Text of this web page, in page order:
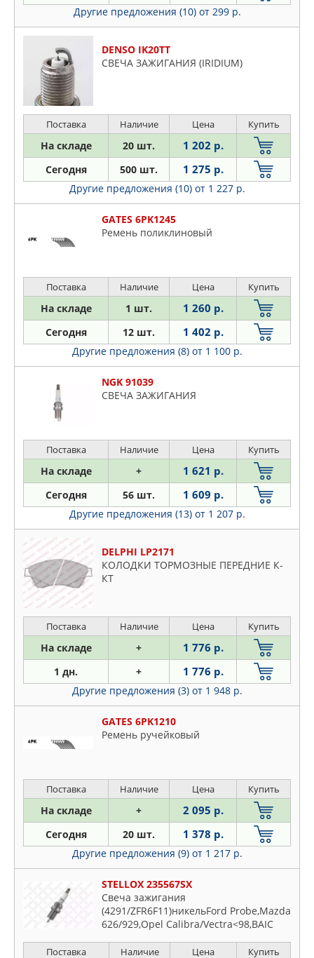
Другие предложения (10) от 299 р.
DENSO IK20TT
СВЕЧА ЗАЖИГАНИЯ (IRIDIUM)
Поставка Наличие Цена Купить
На складе 20 шт. 1 202 р.
Сегодня 500 шт. 1 275 р.
Другие предложения (10) от 1 227 р.
GATES 6PK1245
Ремень поликлиновый
Поставка Наличие Цена Купить
На складе 1 шт. 1 260 р.
Сегодня 12 шт. 1 402 р.
Другие предложения (8) от 1 100 р.
NGK 91039
СВЕЧА ЗАЖИГАНИЯ
Поставка Наличие Цена Купить
На складе + 1 621 р.
Сегодня 56 шт. 1 609 р.
Другие предложения (13) от 1 207 р.
DELPHI LP2171
КОЛОДКИ ТОРМОЗНЫЕ ПЕРЕДНИЕ К-
КТ
Поставка Наличие Цена Купить
На складе + 1 776 р.
1 дн. + 1 776 р.
Другие предложения (3) от 1 948 р.
GATES 6PK1210
Ремень ручейковый
Поставка Наличие Цена Купить
На складе + 2 095 р.
Сегодня 20 шт. 1 378 р.
Другие предложения (9) от 1 217 р.
STELLOX 235567SX
Свеча зажигания
(4291/ZFR6F11)никельFord Probe,Mazda
626/929,Opel Calibra/Vectra<98,BAIC
Поставка Наличие Цена Купить